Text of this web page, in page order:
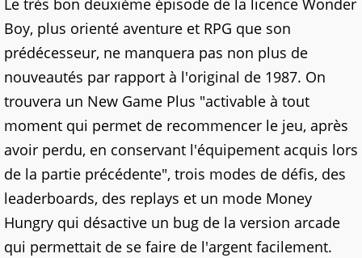
Le très bon deuxième épisode de la licence Wonder
Boy, plus orienté aventure et RPG que son
prédécesseur, ne manquera pas non plus de
nouveautés par rapport à l'original de 1987. On
trouvera un New Game Plus "activable à tout
moment qui permet de recommencer le jeu, après
avoir perdu, en conservant l'équipement acquis lors
de la partie précédente", trois modes de défis, des
leaderboards, des replays et un mode Money
Hungry qui désactive un bug de la version arcade
qui permettait de se faire de l'argent facilement.